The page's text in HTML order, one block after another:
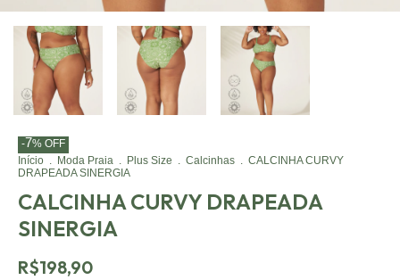
Início . Moda Praia . Plus Size . Calcinhas . CALCINHA CURVY
DRAPEADA SINERGIA
CALCINHA CURVY DRAPEADA
SINERGIA
R$198,90
-7% OFF